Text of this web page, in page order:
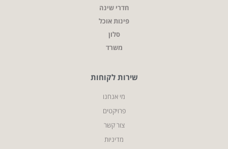
חדרי שינה
פינות אוכל
סלון
משרד
שירות לקוחות
מי אנחנו
פרויקטים
צור קשר
מדיניות